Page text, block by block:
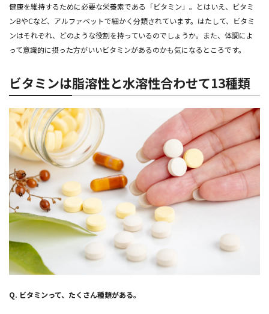
健康を維持するために必要な栄養素である「ビタミン」。とはいえ、ビタミ
ンBやCなど、アルファベットで細かく分類されています。はたして、ビタミ
ンはそれぞれ、どのような役割を持っているのでしょうか。また、体調によ
って意識的に摂った方がいいビタミンがあるのかも気になるところです。
ビタミンは脂溶性と水溶性合わせて13種類
Q. ビタミンって、たくさん種類がある。